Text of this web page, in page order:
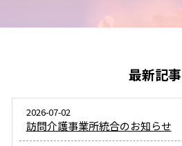
最新記事
2026-07-02
訪問介護事業所統合のお知らせ